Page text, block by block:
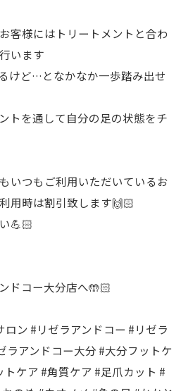
客様にはトリートメントと合わ
います
けど…となかなか一歩踏み出せ
トを通して自分の足の状態をチ
いつもご利用いただいているお
用時は割引致します🙌🏻
💪🏻
ドコー大分店へ🤲🏻
ン #リゼラアンドコー #リゼラ
ラアンドコー大分 #大分フットケ
トケア #角質ケア #足爪カット #